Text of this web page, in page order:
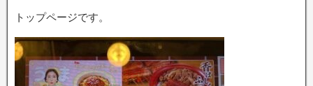
トップページです。